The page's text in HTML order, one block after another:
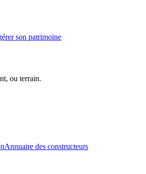
son patrimoine
ou terrain.
Annuaire des constructeurs